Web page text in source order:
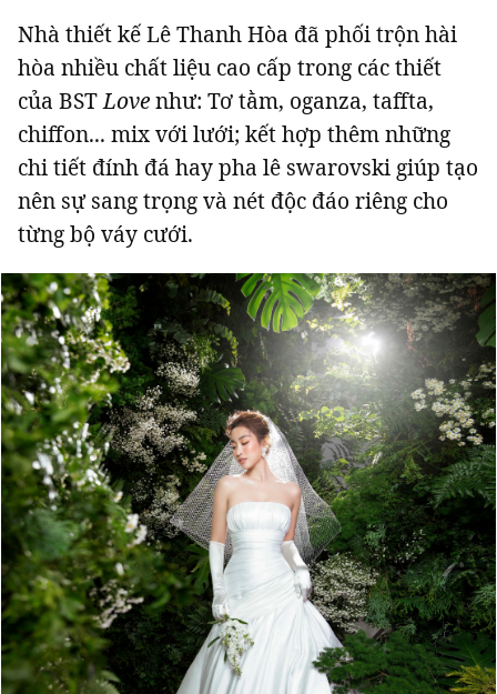
Nhà thiết kế Lê Thanh Hòa đã phối trộn hài
hòa nhiều chất liệu cao cấp trong các thiết
của BSTLovenhư: Tơ tằm, oganza, taffta,
chiffon... mix với lưới; kết hợp thêm những
chi tiết đính đá hay pha lê swarovski giúp tạo
nên sự sang trọng và nét độc đáo riêng cho
từng bộ váy cưới.